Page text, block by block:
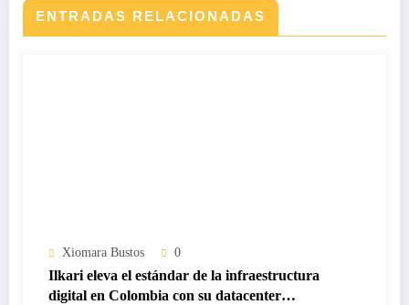
ENTRADAS RELACIONADAS
Xiomara Bustos 0
Ilkari eleva el estándar de la infraestructura
digital en Colombia con su datacenter